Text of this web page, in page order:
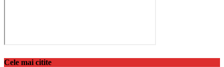
Cele mai citite